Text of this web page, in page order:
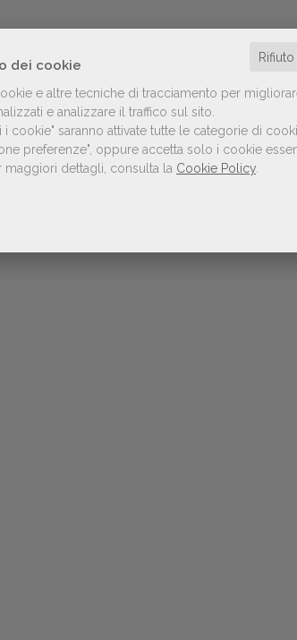
dei cookie
e altre tecniche di tracciamento per
e analizzare il traffico sul sito.
cookie" saranno attivate tutte le categorie di
preferenze", oppure accetta solo i cookie
maggiori dettagli, consulta la Cookie Policy